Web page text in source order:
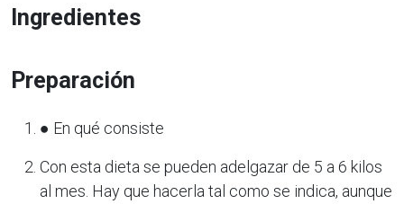
Ingredientes
Preparación
● En qué consiste
Con esta dieta se pueden adelgazar de 5 a 6 kilos
al mes. Hay que hacerla tal como se indica, aunque